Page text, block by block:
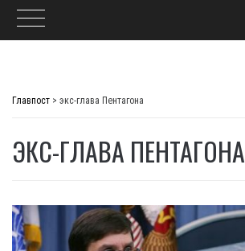
Главпост > экс-глава Пентагона
ЭКС-ГЛАВА ПЕНТАГОНА